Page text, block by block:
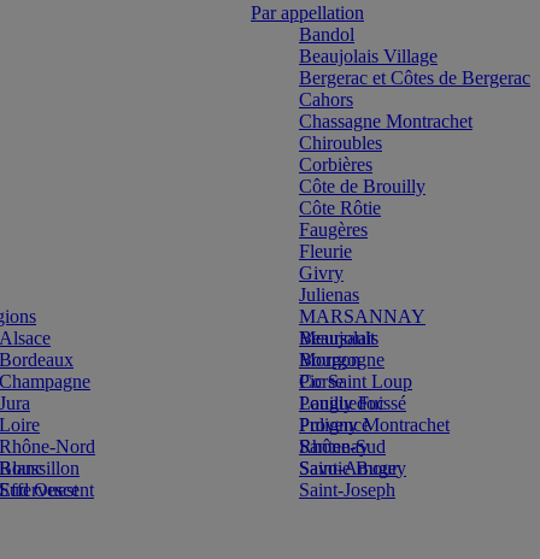
Blanc
Effervescent
Alsace
Beaujolais
Bordeaux
Bourgogne
Champagne
Corse
Jura
Languedoc
Loire
Provence
Rhône-Nord
Rhône-Sud
Roussillon
Savoie Bugey
Sud Ouest
Par appellation
Bandol
Beaujolais Village
Bergerac et Côtes de Bergerac
Cahors
Chassagne Montrachet
Chiroubles
Corbières
Côte de Brouilly
Côte Rôtie
Faugères
Fleurie
Givry
Julienas
MARSANNAY
Meursault
Morgon
Pic Saint Loup
Pouilly Fuissé
Puligny Montrachet
Santenay
Saint-Amour
Saint-Joseph